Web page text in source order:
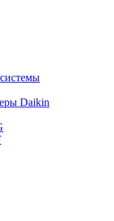
Daikin